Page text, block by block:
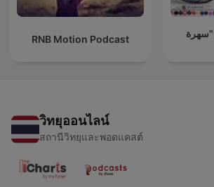
RNB Motion Podcast
"سهرة
วิทยุออนไลน์
สถานีวิทยุและพอดแคสต์